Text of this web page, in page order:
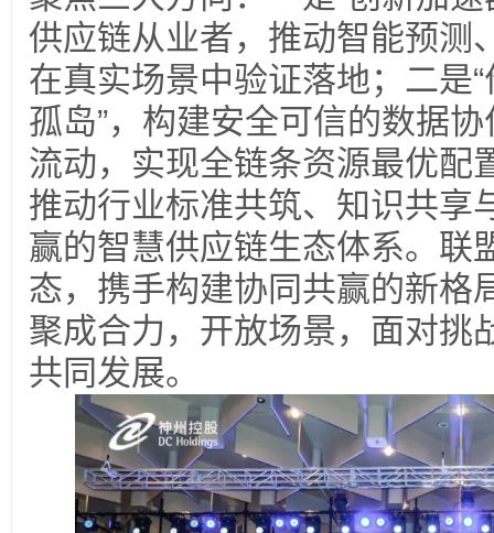
供应链从业者，推动智能预测
在真实场景中验证落地；二是
孤岛”，构建安全可信的数据
流动，实现全链条资源最优配
推动行业标准共筑、知识共享
赢的智慧供应链生态体系。联
态，携手构建协同共赢的新格
聚成合力，开放场景，面对挑
共同发展。